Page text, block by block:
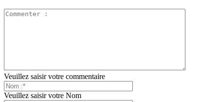
Veuillez saisir votre commentaire
Veuillez saisir votre Nom